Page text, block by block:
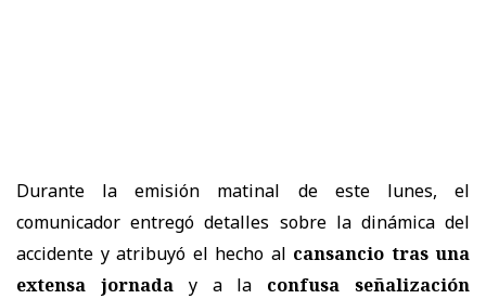
Durante la emisión matinal de este lunes, el
comunicador entregó detalles sobre la dinámica del
accidente y atribuyó el hecho al cansancio tras una
extensa jornaday a la confusa señalización